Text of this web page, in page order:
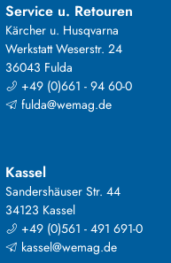
Service u. Retouren
Kärcher u. Husqvarna
Werkstatt Weserstr. 24
36043 Fulda
+49 (0)661 - 94 60-0
fulda@wemag.de
Kassel
Sandershäuser Str. 44
34123 Kassel
+49 (0)561 - 491 691-0
kassel@wemag.de